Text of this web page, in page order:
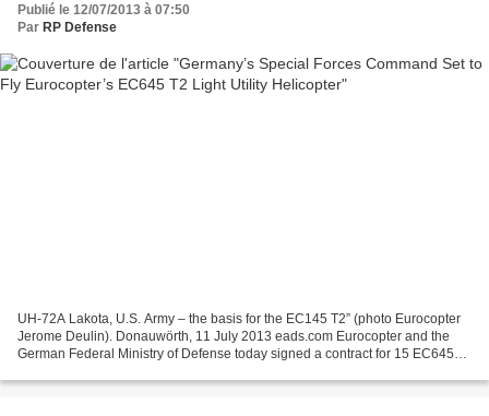
Publié le 12/07/2013 à 07:50
Par RP Defense
UH-72A Lakota, U.S. Army – the basis for the EC145 T2” (photo Eurocopter
Jerome Deulin). Donauwörth, 11 July 2013 eads.com Eurocopter and the
German Federal Ministry of Defense today signed a contract for 15 EC645